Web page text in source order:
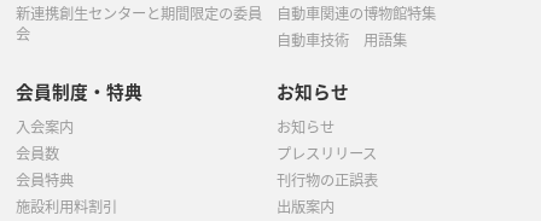
新連携創生センターと期間限定の委員
会
自動車関連の博物館特集
自動車技術 用語集
会員制度・特典
入会案内
会員数
会員特典
施設利用料割引
お知らせ
お知らせ
プレスリリース
刊行物の正誤表
出版案内